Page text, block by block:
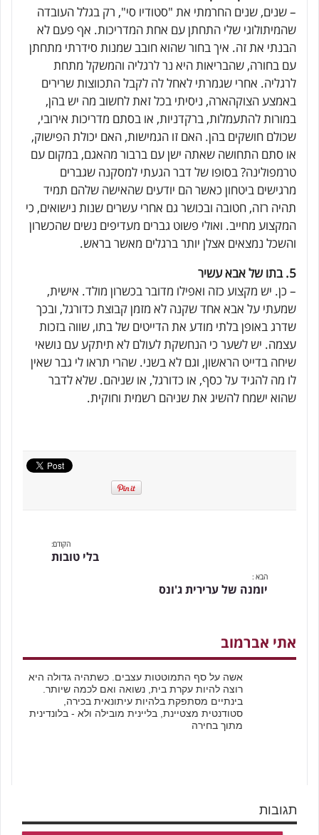
– שנים, שנים החרמתי את "סטודיו סי", רק בגלל העובדה
שהמיתולוגי שלי התחתן עם אחת המדריכות. אף פעם לא
הבנתי את זה. איך בחור שהוא חובב שמנות סידרתי מתחתן
עם בחורה, שהבריאות היא נר לרגליה והמשקל מתחת
לרגליה. אחרי שגמרתי לאחל לה לקבל התכווצות שרירים
באמצע הצוקהארה, ניסיתי בכל זאת לחשוב מה יש בהן,
במורות להתעמלות, ברקדניות, או בסתם מדריכות אירובי,
שכולם חושקים בהן. האם זו הגמישות, האם יכולת הפישוק,
או סתם התחושה שאתה ישן עם ברבור מהאגם, במקום עם
טרמפולינה? בסופו של דבר הגעתי למסקנה שגברים
מרגישים ביטחון כאשר הם יודעים שהאישה שלהם תמיד
תהיה רזה, חטובה ובכושר גם אחרי עשרים שנות נישואים, כי
המקצוע מחייב. ואולי פשוט גברים מעדיפים נשים שהכשרון
והשכל נמצאים אצלן יותר ברגלים מאשר בראש.
5. בתו של אבא עשיר
– כן. יש מקצוע כזה ואפילו מדובר בכשרון מולד. אישית,
שמעתי על אבא אחד שקנה לא מזמן קבוצת כדורגל, ובכך
שדרג באופן בלתי מודע את הדייטים של בתו, שווה בזכות
עצמה. יש לשער כי הנחשקת לעולם לא תיתקע עם נושאי
שיחה בדייט הראשון, וגם לא בשני. שהרי תראו לי גבר שאין
לו מה להגיד על כסף, או כדורגל, או שניהם. שלא לדבר
שהוא ישמח להשיג את שניהם רשמית וחוקית.
הקודם:
בלי טובות
הבא :
יומנה של ערירית ג'ונס
אתי אברמוב
אשה על סף התמוטטות עצבים. כשתהיה גדולה היא
רוצה להיות עקרת בית, נשואה ואם לכמה שיותר.
בינתיים מסתפקת בלהיות עיתונאית בכירה,
סטודנטית מצטיינת, בליינית מובילה ולא - בלונדינית
מתוך בחירה
תגובות